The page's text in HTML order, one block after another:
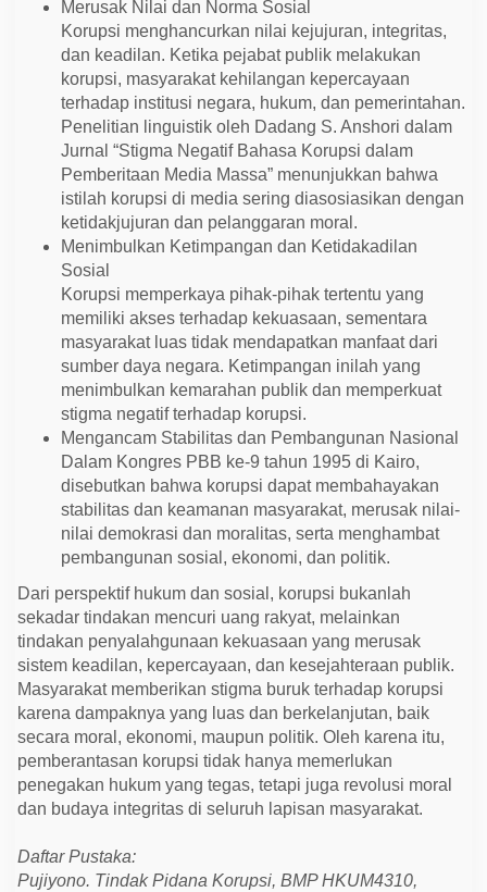
Merusak Nilai dan Norma Sosial
Korupsi menghancurkan nilai kejujuran, integritas,
dan keadilan. Ketika pejabat publik melakukan
korupsi, masyarakat kehilangan kepercayaan
terhadap institusi negara, hukum, dan pemerintahan.
Penelitian linguistik oleh Dadang S. Anshori dalam
Jurnal “Stigma Negatif Bahasa Korupsi dalam
Pemberitaan Media Massa” menunjukkan bahwa
istilah korupsi di media sering diasosiasikan dengan
ketidakjujuran dan pelanggaran moral.
Menimbulkan Ketimpangan dan Ketidakadilan
Sosial
Korupsi memperkaya pihak-pihak tertentu yang
memiliki akses terhadap kekuasaan, sementara
masyarakat luas tidak mendapatkan manfaat dari
sumber daya negara. Ketimpangan inilah yang
menimbulkan kemarahan publik dan memperkuat
stigma negatif terhadap korupsi.
Mengancam Stabilitas dan Pembangunan Nasional
Dalam Kongres PBB ke-9 tahun 1995 di Kairo,
disebutkan bahwa korupsi dapat membahayakan
stabilitas dan keamanan masyarakat, merusak nilai-
nilai demokrasi dan moralitas, serta menghambat
pembangunan sosial, ekonomi, dan politik.
Dari perspektif hukum dan sosial, korupsi bukanlah
sekadar tindakan mencuri uang rakyat, melainkan
tindakan penyalahgunaan kekuasaan yang merusak
sistem keadilan, kepercayaan, dan kesejahteraan publik.
Masyarakat memberikan stigma buruk terhadap korupsi
karena dampaknya yang luas dan berkelanjutan, baik
secara moral, ekonomi, maupun politik. Oleh karena itu,
pemberantasan korupsi tidak hanya memerlukan
penegakan hukum yang tegas, tetapi juga revolusi moral
dan budaya integritas di seluruh lapisan masyarakat.
Daftar Pustaka:
Pujiyono. Tindak Pidana Korupsi, BMP HKUM4310,